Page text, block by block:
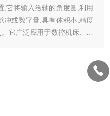
,它将输入给轴的角度量,利用
冲或数字量,具有体积小,精度
它广泛应用于数控机床、回
,未使用任何